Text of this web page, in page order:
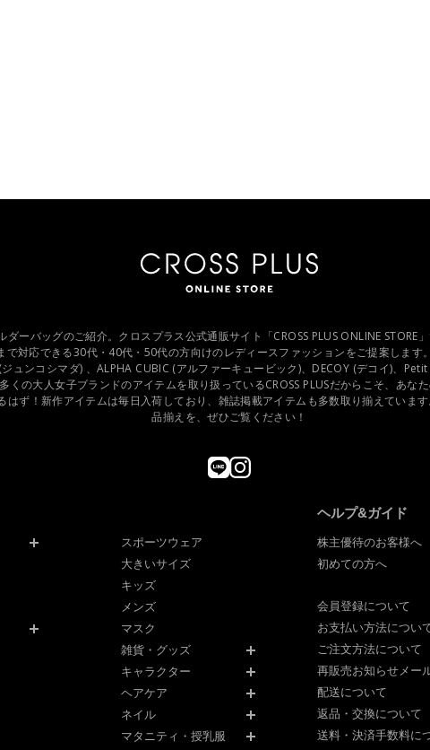
ダーバッグのご紹介。クロスプラス公式通販サイト「CROSS PLUS ONLINE STORE
で対応できる30代・40代・50代の方向けのレディースファッションをご提案します
ュンコシマダ) 、ALPHA CUBIC (アルファーキュービック)、DECOY (デコイ)、
くの大人女子ブランドのアイテムを取り扱っているCROSS PLUSだからこそ、あな
はず！新作アイテムは毎日入荷しており、雑誌掲載アイテムも多数取り揃えていま
品揃えを、ぜひご覧ください！
スポーツウェア
大きいサイズ
キッズ
メンズ
マスク
雑貨・グッズ
キャラクター
ヘアケア
ネイル
マタニティ・授乳服
ヘルプ&ガイド
株主優待のお客様へ
初めての方へ
会員登録について
お支払い方法につい
ご注文方法について
再販売お知らせメー
配送について
返品・交換について
送料・決済手数料に